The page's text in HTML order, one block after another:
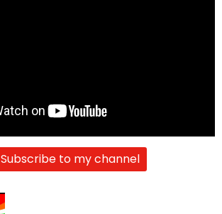
Subscribe to my channel